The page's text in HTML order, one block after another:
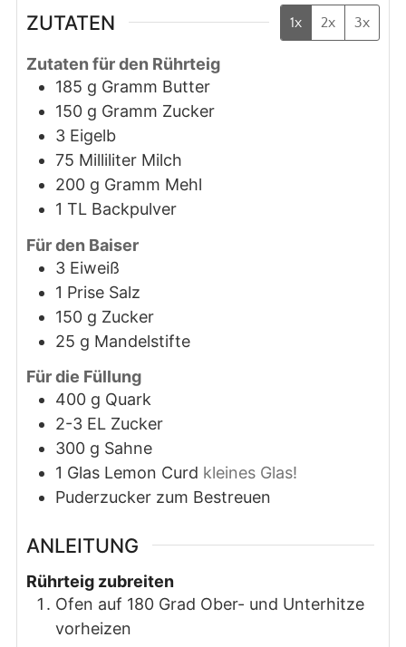
ZUTATEN 1x 2x 3x
Zutaten für den Rührteig
185 g Gramm Butter
150 g Gramm Zucker
3 Eigelb
75 Milliliter Milch
200 g Gramm Mehl
1 TL Backpulver
Für den Baiser
3 Eiweiß
1 Prise Salz
150 g Zucker
25 g Mandelstifte
Für die Füllung
400 g Quark
2-3 EL Zucker
300 g Sahne
1 Glas Lemon Curd kleines Glas!
Puderzucker zum Bestreuen
ANLEITUNG
Rührteig zubreiten
Ofen auf 180 Grad Ober- und Unterhitze
vorheizen